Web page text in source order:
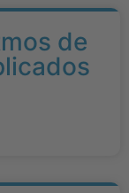
de